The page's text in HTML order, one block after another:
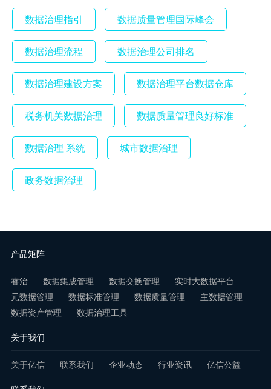
数据治理指引 数据质量管理国际峰会
数据治理流程 数据治理公司排名
数据治理建设方案 数据治理平台数据仓库
税务机关数据治理 数据质量管理良好标准
数据治理 系统 城市数据治理
政务数据治理
产品矩阵
睿治 数据集成管理 数据交换管理
实时大数据平台
元数据管理
数据标准管理 数据质量管理
主数据管理
数据资产管理
数据治理工具
关于我们
关于亿信 联系我们 企业动态 行业资讯 亿信公益